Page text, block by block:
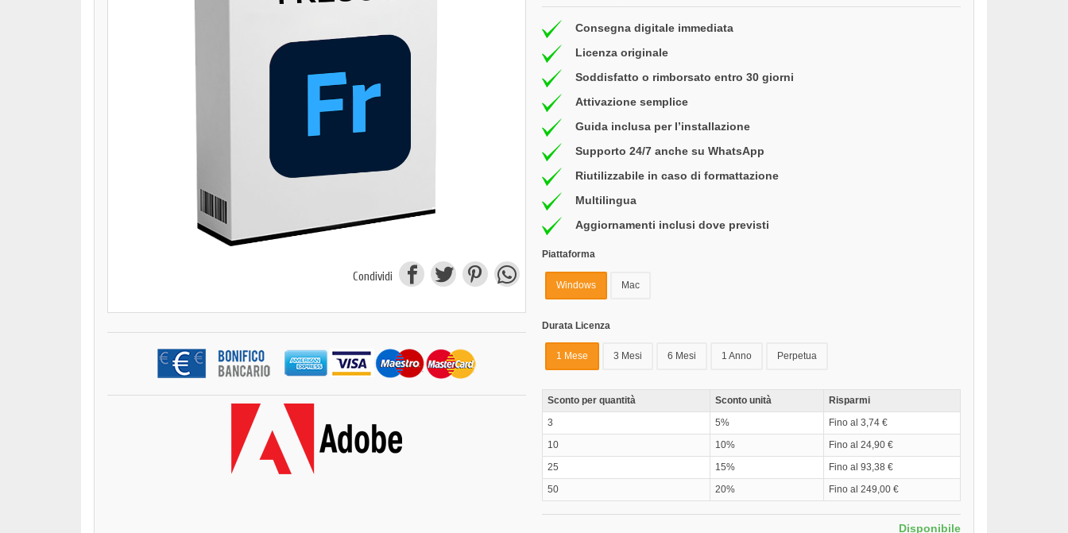
Condividi
Consegna digitale immediata
Licenza originale
Soddisfatto o rimborsato entro 30 giorni
Attivazione semplice
Guida inclusa per l’installazione
Supporto 24/7 anche su WhatsApp
Riutilizzabile in caso di formattazione
Multilingua
Aggiornamenti inclusi dove previsti
Piattaforma
Windows Mac
Durata Licenza
1 Mese 3 Mesi 6 Mesi 1 Anno Perpetua
Sconto per quantità Sconto unità
Risparmi
3
5%
Fino al 3,74 €
10
10%
Fino al 24,90 €
25
15%
Fino al 93,38 €
50
20% Fino al 249,00 €
Disponibile